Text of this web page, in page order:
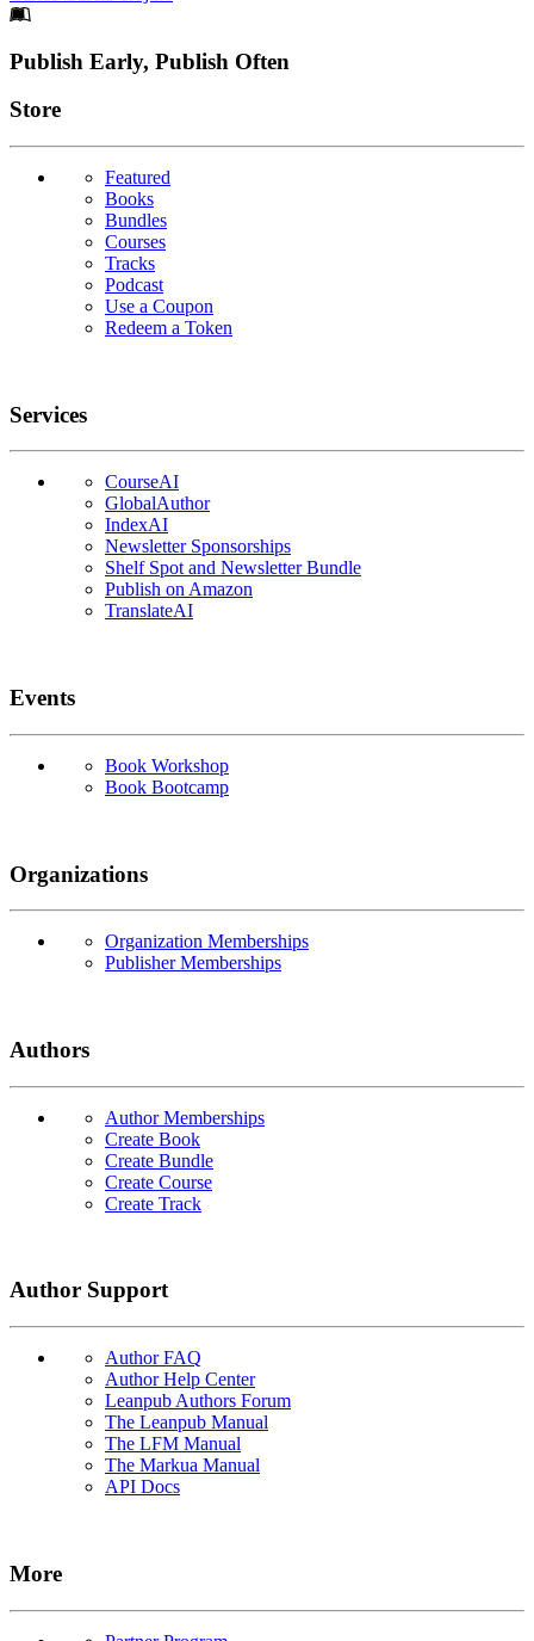
Footer
Publish Early, Publish Often
Links
Store
Featured
Books
Bundles
Courses
Tracks
Podcast
Use a Coupon
Redeem a Token
Services
CourseAI
GlobalAuthor
IndexAI
Newsletter Sponsorships
Shelf Spot and Newsletter Bundle
Publish on Amazon
TranslateAI
Events
Book Workshop
Book Bootcamp
Organizations
Organization Memberships
Publisher Memberships
Authors
Author Memberships
Create Book
Create Bundle
Create Course
Create Track
Author Support
Author FAQ
Author Help Center
Leanpub Authors Forum
The Leanpub Manual
The LFM Manual
The Markua Manual
API Docs
More